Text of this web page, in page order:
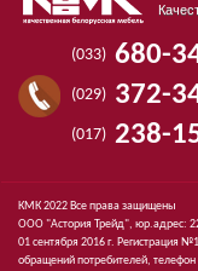
(033) 680-
(029) 372-
(017) 238-
КМК 2022 Все права защищены
ООО "Астория Трейд", юр.адрес:
01 сентября 2016 г. Регистрация
обращений потребителей, телефон